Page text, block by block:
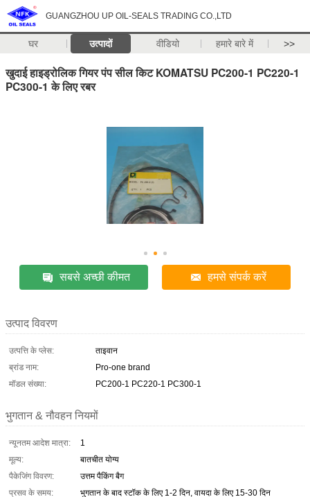
GUANGZHOU UP OIL-SEALS TRADING CO.,LTD
घर उत्पादों वीडियो हमारे बारे में >>
खुदाई हाइड्रोलिक गियर पंप सील किट KOMATSU PC200-1 PC220-1
PC300-1 के लिए रबर
सबसे अच्छी कीमत हमसे संपर्क करें
उत्पाद विवरण
उत्पत्ति के प्लेस:
ताइवान
ब्रांड नाम:
Pro-one brand
मॉडल संख्या:
PC200-1 PC220-1 PC300-1
भुगतान & नौवहन नियमों
न्यूनतम आदेश मात्रा:
1
मूल्य:
बातचीत योग्य
पैकेजिंग विवरण:
उत्तम पैकिंग बैग
प्रसव के समय:
भुगतान के बाद स्टॉक के लिए 1-2 दिन, वायदा के लिए 15-30 दिन